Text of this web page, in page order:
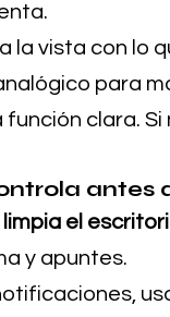
la vista con lo
para
clara. Si
antes
limpia el
y apuntes.